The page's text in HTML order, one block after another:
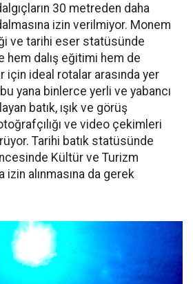
30 metreden daha
izin verilmiyor. Monem
ve tarihi eser statüsünde
hem dalış eğitimi hem de
için ideal rotalar arasında yer
bu yana binlerce yerli ve yabancı
batık, ışık ve görüş
ve video çekimleri
Tarihi batık statüsünde
Kültür ve Turizm
izin alınmasına da gerek